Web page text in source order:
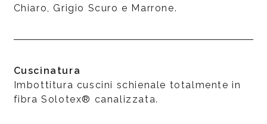
Chiaro, Grigio Scuro e Marrone.
Cuscinatura
Imbottitura cuscini schienale totalmente in
fibra Solotex® canalizzata.